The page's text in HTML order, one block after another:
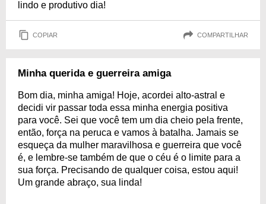
lindo e produtivo dia!
COPIAR COMPARTILHAR
Minha querida e guerreira amiga
Bom dia, minha amiga! Hoje, acordei alto-astral e
decidi vir passar toda essa minha energia positiva
para você. Sei que você tem um dia cheio pela frente,
então, força na peruca e vamos à batalha. Jamais se
esqueça da mulher maravilhosa e guerreira que você
é, e lembre-se também de que o céu é o limite para a
sua força. Precisando de qualquer coisa, estou aqui!
Um grande abraço, sua linda!